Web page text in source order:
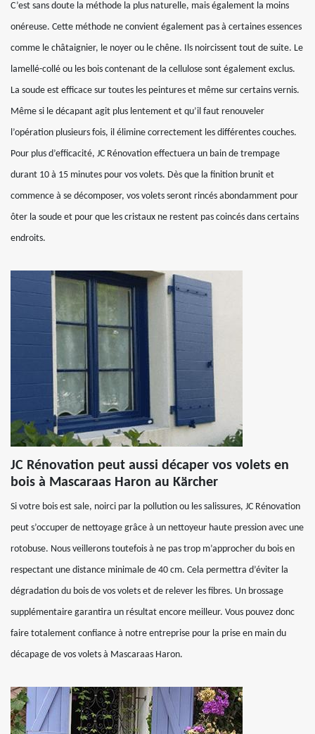
C’est sans doute la méthode la plus naturelle, mais également la moins
onéreuse. Cette méthode ne convient également pas à certaines essences
comme le châtaignier, le noyer ou le chêne. Ils noircissent tout de suite. Le
lamellé-collé ou les bois contenant de la cellulose sont également exclus.
La soude est efficace sur toutes les peintures et même sur certains vernis.
Même si le décapant agit plus lentement et qu’il faut renouveler
l’opération plusieurs fois, il élimine correctement les différentes couches.
Pour plus d’efficacité, JC Rénovation effectuera un bain de trempage
durant 10 à 15 minutes pour vos volets. Dès que la finition brunit et
commence à se décomposer, vos volets seront rincés abondamment pour
ôter la soude et pour que les cristaux ne restent pas coincés dans certains
endroits.
JC Rénovation peut aussi décaper vos volets en
bois à Mascaraas Haron au Kärcher
Si votre bois est sale, noirci par la pollution ou les salissures, JC Rénovation
peut s’occuper de nettoyage grâce à un nettoyeur haute pression avec une
rotobuse. Nous veillerons toutefois à ne pas trop m’approcher du bois en
respectant une distance minimale de 40 cm. Cela permettra d’éviter la
dégradation du bois de vos volets et de relever les fibres. Un brossage
supplémentaire garantira un résultat encore meilleur. Vous pouvez donc
faire totalement confiance à notre entreprise pour la prise en main du
décapage de vos volets à Mascaraas Haron.